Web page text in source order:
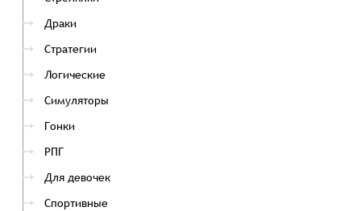
Драки
Стратегии
Логические
Симуляторы
Гонки
РПГ
Для девочек
Спортивные